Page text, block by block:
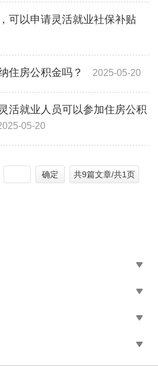
可以申请灵活就业社保补贴
住房公积金吗？ 2025-05-20
活就业人员可以参加住房公积
05-20
确定 共9篇文章/共1页